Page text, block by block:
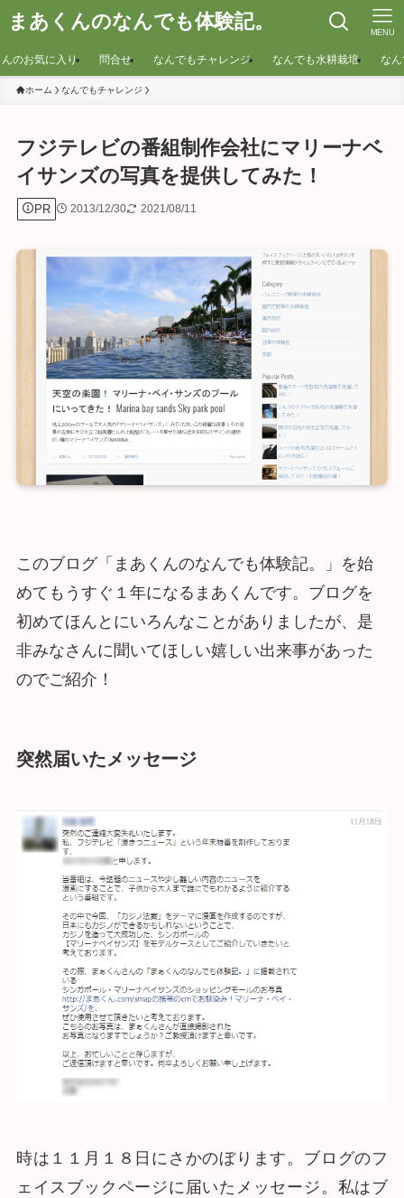
まあくんのなんでも体験記。 MENU
のお気に入り 問合せ なんでもチャレンジ なんでも水耕栽培 な
ホーム なんでもチャレンジ
フジテレビの番組制作会社にマリーナベ
イサンズの写真を提供してみた！
PR 2013/12/30 2021/08/11
このブログ「まあくんのなんでも体験記。」を始
めてもうすぐ１年になるまあくんです。ブログを
初めてほんとにいろんなことがありましたが、是
非みなさんに聞いてほしい嬉しい出来事があった
のでご紹介！
突然届いたメッセージ
時は１１月１８日にさかのぼります。ブログのフ
ェイスブックページに届いたメッセージ。私はブ